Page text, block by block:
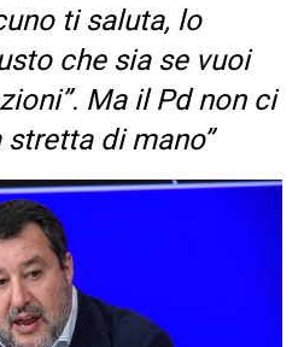
ti saluta, lo
che sia se vuoi
Ma il Pd non ci
stretta di mano”